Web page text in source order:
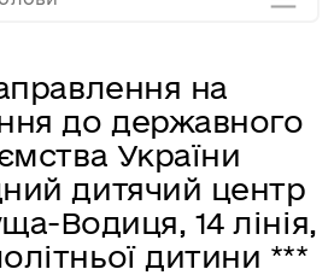
на
до державного
України
дитячий центр
Водиця, 14 лінія,
дитини ***